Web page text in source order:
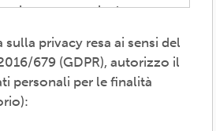
per consentire la
propri del movimento
negli atti associativi
mediante attività,
, provvedere agli
privacy resa ai sensi del
679 (GDPR), autorizzo il
personali per le finalità